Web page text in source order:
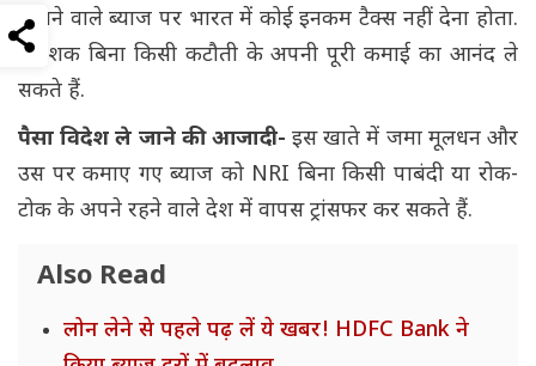
मिलने वाले ब्याज पर भारत में कोई इनकम टैक्स नहीं देना होता.
निवेशक बिना किसी कटौती के अपनी पूरी कमाई का आनंद ले
सकते हैं.
पैसा विदेश ले जाने की आजादी- इस खाते में जमा मूलधन और
उस पर कमाए गए ब्याज को NRI बिना किसी पाबंदी या रोक-
टोक के अपने रहने वाले देश में वापस ट्रांसफर कर सकते हैं.
Also Read
लोन लेने से पहले पढ़ लें ये खबर! HDFC Bank ने